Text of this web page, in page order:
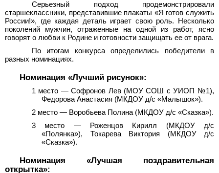
Серьезный подход продемонстрировали
старшеклассники, представившие плакаты «Я готов служить
России!», где каждая деталь играет свою роль. Несколько
поколений мужчин, отраженные на одной из работ, ясно
говорят о любви к Родине и готовности защищать ее от врага.
По итогам конкурса определились победители в
разных номинациях.
Номинация «Лучший рисунок»:
1 место —Софронов Лев (МОУ СОШ с УИОП №1),
Федорова Анастасия (МКДОУ д/с «Малышок»).
2 место — Воробьева Полина (МКДОУ д/с «Сказка»).
3 место — Роженцов Кирилл (МКДОУ д/с
«Полянка»), Токарева Виктория (МКДОУ д/с
«Сказка»).
Номинация «Лучшая поздравительная
открытка»: